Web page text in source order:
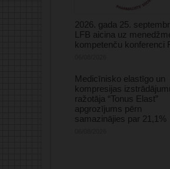
2026. gada 25.
LFB aicina uz
kompetenču konferenci
Medicīnisko elastīgo un
kompresijas
ražotāja “Tonus Elast”
apgrozījums pērn
samazinājies par 21,1%